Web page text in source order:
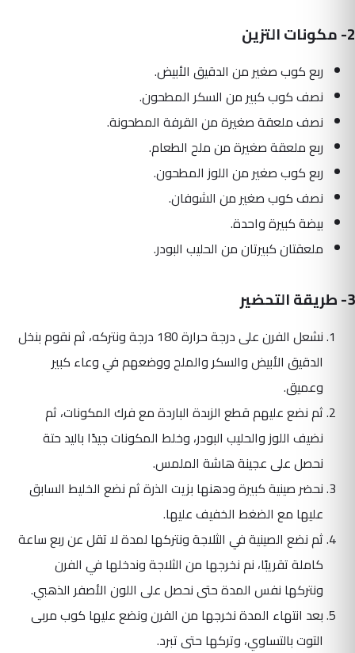
2- مكونات التزين
ربع كوب صغير من الدقيق الأبيض.
نصف كوب كبير من السكر المطحون.
نصف ملعقة صغيرة من القرفة المطحونة.
ربع ملعقة صغيرة من ملح الطعام.
ربع كوب صغير من اللوز المطحون.
نصف كوب صغير من الشوفان.
بيضة كبيرة واحدة.
ملعقتان كبيرتان من الحليب البودر.
3- طريقة التحضير
نشعل الفرن على درجة حرارة 180 درجة ونتركه، ثم نقوم بنخل
الدقيق الأبيض والسكر والملح ووضعهم في وعاء كبير
وعميق.
ثم نضع عليهم قطع الزبدة الباردة مع فرك المكونات، ثم
نضيف اللوز والحليب البودر، وخلط المكونات جيدًا باليد حتة
نحصل على عجينة هاشة الملمس.
نحضر صينية كبيرة ودهنها بزيت الذرة ثم نضع الخليط السابق
عليها مع الضغط الخفيف عليها.
ثم نضع الصينية في الثلاجة ونتركها لمدة لا تقل عن ربع ساعة
كاملة تقريبًا، نم نخرجها من الثلاجة وندخلها في الفرن
ونتركها نفس المدة حتى نحصل على اللون الأصفر الذهبي.
بعد انتهاء المدة نخرجها من الفرن ونضع عليها كوب مربى
التوت بالتساوي، وتركها حتى تبرد.